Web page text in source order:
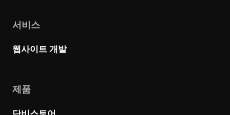
서비스
웹사이트 개발
제품